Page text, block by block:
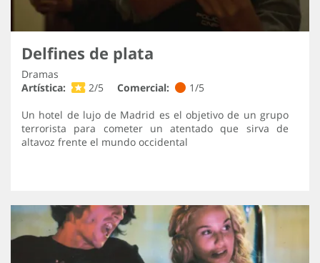
Delfines de plata
Dramas
Artística:
2/5 Comercial:
1/5
Un hotel de lujo de Madrid es el objetivo de un grupo
terrorista para cometer un atentado que sirva de
altavoz frente el mundo occidental